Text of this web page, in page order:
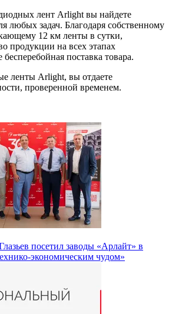
лент Arlight вы найдете
любых задач. Благодаря собственному
12 км ленты в сутки,
продукции на всех этапах
поставка товара.
ленты Arlight, вы отдаете
проверенной временем.
посетил заводы «Арлайт» в
экономическим чудом»